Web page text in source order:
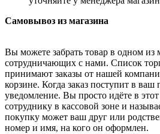
Самовывоз из магазина
Вы можете забрать товар в одном из
сотрудничающих с нами. Список
принимают заказы от нашей
корзине. Когда заказ поступит в ваш
уведомление. Вы просто идёте в
сотруднику в кассовой зоне и
покупку может ваш друг или
номер и имя, на кого он оформлен.